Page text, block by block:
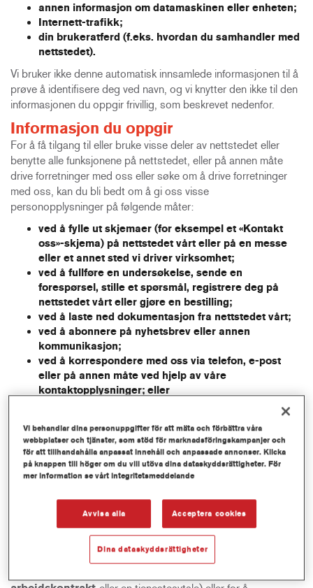
annen informasjon om datamaskinen eller enheten;
Internett-trafikk;
din brukeratferd (f.eks. hvordan du samhandler med
nettstedet).
Vi bruker ikke denne automatisk innsamlede informasjonen til å
prøve å identifisere deg ved navn, og vi knytter den ikke til den
informasjonen du oppgir frivillig, som beskrevet nedenfor.
Informasjon du oppgir
For å få tilgang til eller bruke visse deler av nettstedet eller
benytte alle funksjonene på nettstedet, eller på annen måte
drive forretninger med oss eller søke om å drive forretninger
med oss, kan du bli bedt om å gi oss visse
personopplysninger på følgende måter:
ved å fylle ut skjemaer (for eksempel et «Kontakt
oss»-skjema) på nettstedet vårt eller på en messe
eller et annet sted vi driver virksomhet;
ved å fullføre en undersøkelse, sende en
forespørsel, stille et spørsmål, registrere deg på
nettstedet vårt eller gjøre en bestilling;
ved å laste ned dokumentasjon fra nettstedet vårt;
ved å abonnere på nyhetsbrev eller annen
kommunikasjon;
ved å korrespondere med oss via telefon, e-post
eller på annen måte ved hjelp av våre
kontaktopplysninger; eller
Vanligvis kan personopplysningene du gir oss, innbefatte navn,
bedriftsnavn, forretningsadresse, telefonnummer og e-
postadresse, i tillegg til eventuelle personopplysninger som er
nødvendige for å håndtere eventuelle henvendelser eller
klager.Når du søker på en jobb eller praksisplass, vil
eksempel om din utdannelse, ansettelseshistorikk og
rett til å arbeide, i henhold til en spesifikk
personvernerklæring for jobbkandidater.
Vi vil gi deg beskjed når vi trenger personopplysninger for å
Vi behandlar dina personuppgifter för att mäta och förbättra våra
webbplatser och tjänster, som stöd för marknadsföringskampanjer och
för att tillhandahålla anpassat innehåll och anpassade annonser. Klicka
på knappen till höger om du vill utöva dina dataskyddsrättigheter. För
mer information se vårt integritetsmeddelande
Avvisa alla Acceptera cookies
Dina dataskyddsrättigheter